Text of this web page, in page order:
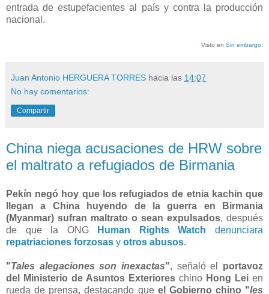
entrada de estupefacientes al país y contra la producción
nacional.
Visto en Sin embargo
Juan Antonio HERGUERA TORRES hacia las 14:07
No hay comentarios:
Compartir
China niega acusaciones de HRW sobre
el maltrato a refugiados de Birmania
Pekín negó hoy que los refugiados de etnia kachin que
llegan a China huyendo de la guerra en Birmania
(Myanmar) sufran maltrato o sean expulsados, después
de que la ONG
Human Rights Watch denunciara
repatriaciones forzosas y otros abusos.
"Tales alegaciones son inexactas", señaló el portavoz
del Ministerio de Asuntos Exteriores chino Hong Lei en
rueda de prensa, destacando que el Gobierno chino "les